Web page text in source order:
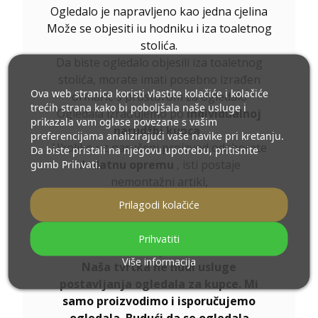
Ogledalo je napravljeno kao jedna cjelina
Može se objesiti iu hodniku i iza toaletnog
stolića.
ormarić s prostorom za ogledalo
Ogledala izrađujemo poindividualnoj
narudžbi kupca.
Ukoliko uz naručeni proizvod odaberete
dodatnu opremu
proizvedeni prema individualnim
specifikacijama Potrošača
Ovi proizvodi ne podliježu povratu ili
Naša tvrtka ne nudi usluge
samo proizvodimo i isporučujemo
Ova web stranica koristi vlastite kolačiće i kolačiće
trećih strana kako bi poboljšala naše usluge i
prikazala vam oglase povezane s vašim
preferencijama analizirajući vaše navike pri kretanju.
Da biste pristali na njegovu upotrebu, pritisnite
gumb Prihvati.
Više informacija
Prilagodi kolačiće
Prihvatiti